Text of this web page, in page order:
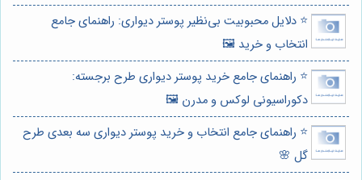
⭐️ دلایل محبوبیت بی‌نظیر پوستر دیواری: راهنمای جامع
انتخاب و خرید 🖼️
⭐️ راهنمای جامع خرید پوستر دیواری طرح برجسته:
دکوراسیونی لوکس و مدرن 🖼️
⭐️ راهنمای جامع انتخاب و خرید پوستر دیواری سه بعدی طرح
گل 🌸